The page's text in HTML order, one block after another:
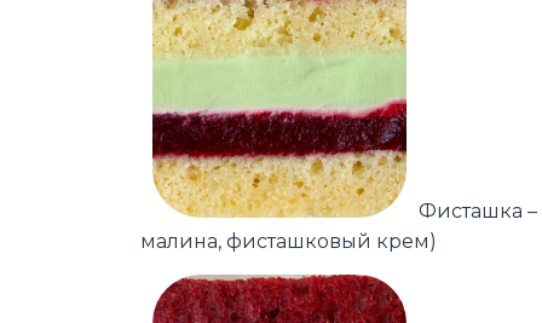
Фисташка
малина, фисташковый крем)